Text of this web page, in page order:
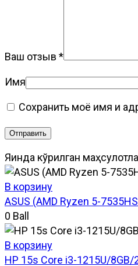
Ваш отзыв *
Имя
Сохранить моё имя и
Яқинда кўрилган
В корзину
ASUS (AMD Ryzen 5-
0 Ball
В корзину
HP 15s Core i3-1215U/8GB/